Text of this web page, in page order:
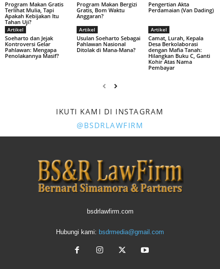
Program Makan Gratis
Terlihat Mulia, Tapi
Apakah Kebijakan Itu
Tahan Uji?
Program Makan Bergizi
Gratis, Bom Waktu
Anggaran?
Pengertian Akta
Perdamaian (Van Dading)
Artikel
Soeharto dan Jejak
Kontroversi Gelar
Pahlawan: Mengapa
Penolakannya Masif?
Artikel
Usulan Soeharto Sebagai
Pahlawan Nasional
Ditolak di Mana-Mana?
Artikel
Camat, Lurah, Kepala
Desa Berkolaborasi
dengan Mafia Tanah:
Hilangkan Buku C, Ganti
Kohir Atas Nama
Pembayar
IKUTI KAMI DI INSTAGRAM
@BSDRLAWFIRM
bsdrlawfirm.com
Hubungi kami: bsdrmedia@gmail.com